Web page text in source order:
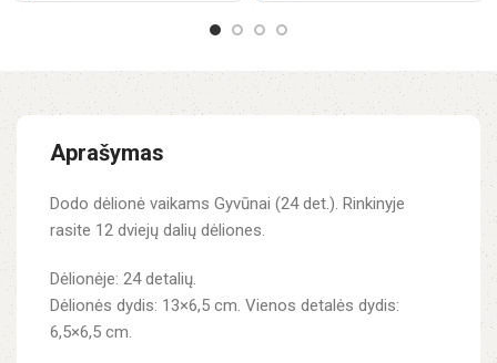
Aprašymas
Dodo dėlionė vaikams Gyvūnai (24 det.). Rinkinyje
rasite 12 dviejų dalių dėliones.
Dėlionėje: 24 detalių.
Dėlionės dydis: 13×6,5 cm. Vienos detalės dydis:
6,5×6,5 cm.